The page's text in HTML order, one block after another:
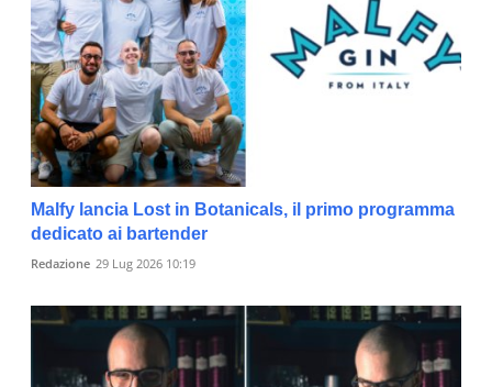
Malfy lancia Lost in Botanicals, il primo programma
dedicato ai bartender
Redazione 29 Lug 2026 10:19